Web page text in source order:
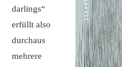
darlings“
erfüllt also
durchaus
mehrere